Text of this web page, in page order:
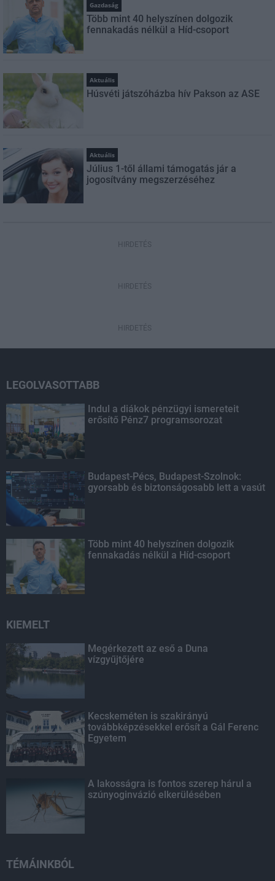
Gazdaság
Több mint 40 helyszínen dolgozik
fennakadás nélkül a Híd-csoport
Aktuális
Húsvéti játszóházba hív Pakson az ASE
Aktuális
Július 1-től állami támogatás jár a
jogosítvány megszerzéséhez
HIRDETÉS
HIRDETÉS
HIRDETÉS
LEGOLVASOTTABB
Indul a diákok pénzügyi ismereteit
erősítő Pénz7 programsorozat
Budapest-Pécs, Budapest-Szolnok:
gyorsabb és biztonságosabb lett a vasút
Több mint 40 helyszínen dolgozik
fennakadás nélkül a Híd-csoport
KIEMELT
Megérkezett az eső a Duna
vízgyűjtőjére
Kecskeméten is szakirányú
továbbképzésekkel erősít a Gál Ferenc
Egyetem
A lakosságra is fontos szerep hárul a
szúnyoginvázió elkerülésében
TÉMÁINKBÓL